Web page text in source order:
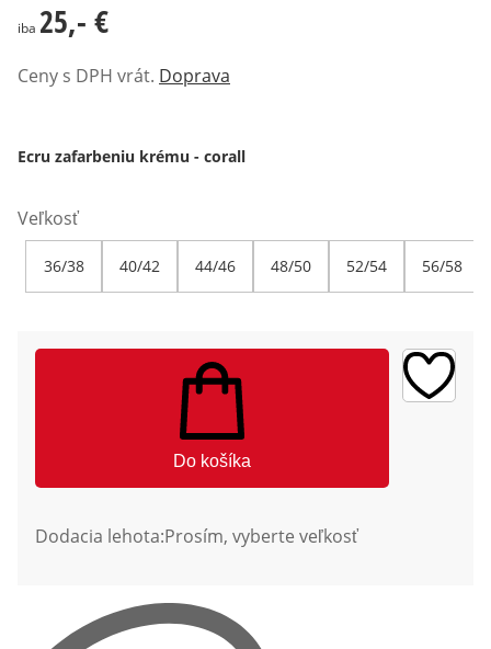
25,- €
iba 25,- €
Ceny s DPH vrát. Doprava
Ecru zafarbeniu krému - corall
Veľkosť
36/38 40/42 44/46 48/50 52/54 56/58
Do košíka
Dodacia lehota:Prosím, vyberte veľkosť